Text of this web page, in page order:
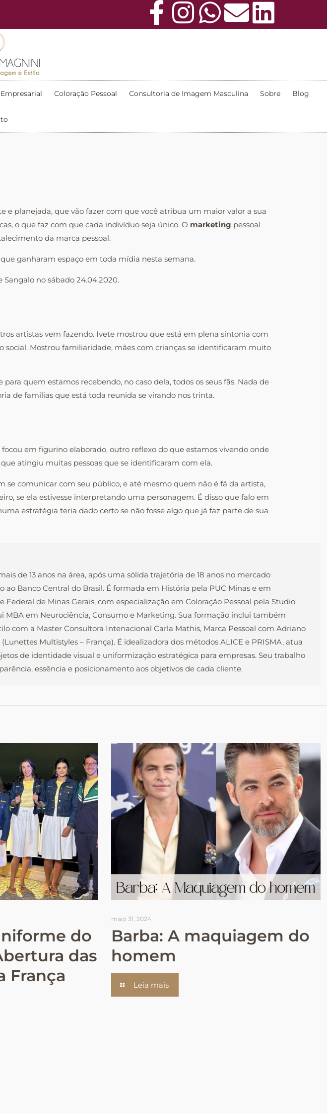
Coloração Pessoal Consultoria de Imagem Masculina Sobre Blog
e planejada, que vão fazer com que você atribua um maior valor a sua
o que faz com que cada indivíduo seja único. O marketing pessoal
da marca pessoal.
ganharam espaço em toda mídia nesta semana.
no sábado 24.04.2020.
artistas vem fazendo. Ivete mostrou que está em plena sintonia com
Mostrou familiaridade, mães com crianças se identificaram muito
quem estamos recebendo, no caso dela, todos os seus fãs. Nada de
de famílias que está toda reunida se virando nos trinta.
em figurino elaborado, outro reflexo do que estamos vivendo onde
atingiu muitas pessoas que se identificaram com ela.
comunicar com seu público, e até mesmo quem não é fã da artista,
se ela estivesse interpretando uma personagem. É disso que falo em
estratégia teria dado certo se não fosse algo que já faz parte de sua
de 13 anos na área, após uma sólida trajetória de 18 anos no mercado
Banco Central do Brasil. É formada em História pela PUC Minas e em
de Minas Gerais, com especialização em Coloração Pessoal pela Studio
em Neurociência, Consumo e Marketing. Sua formação inclui também
com a Master Consultora Intenacional Carla Mathis, Marca Pessoal com Adriano
Multistyles – França). É idealizadora dos métodos ALICE e PRISMA, atua
de identidade visual e uniformização estratégica para empresas. Seu trabalho
essência e posicionamento aos objetivos de cada cliente.
do
das
França
maio 31, 2024
Barba: A maquiagem do
homem
Leia mais